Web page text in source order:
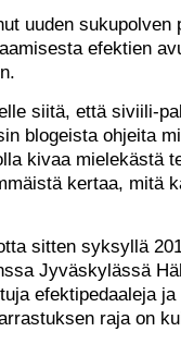
uuden sukupolven
efektien
siitä, että siviili-
blogeista ohjeita
kivaa mielekästä
kertaa, mitä
sitten syksyllä
Jyväskylässä
efektipedaaleja
raja on